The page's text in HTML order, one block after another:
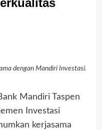
dengan Mandiri Investasi.
Mandiri Taspen
Investasi
kerjasama